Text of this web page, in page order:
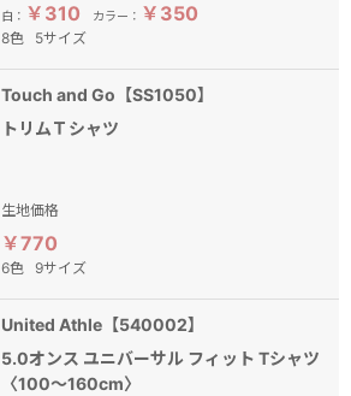
白： ￥310 カラー： ￥350
8色 5サイズ
Touch and Go【SS1050】
トリムＴシャツ
生地価格
￥770
6色 9サイズ
United Athle【540002】
5.0オンス ユニバーサル フィット Tシャツ
〈100～160cm〉